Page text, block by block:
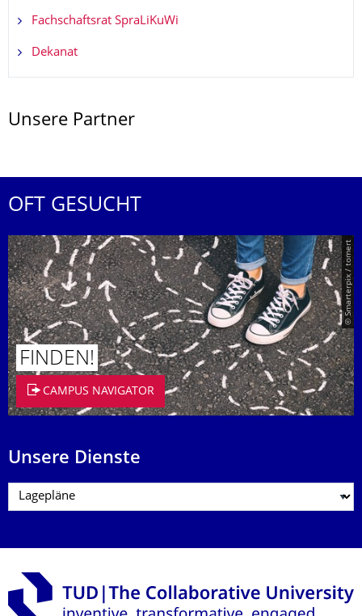
Fachschaftsrat SpraLiKuWi
Dekanat
Unsere Partner
OFT GESUCHT
© Smarterpix / tomert
FINDEN!
CAMPUS NAVIGATOR
Unsere Dienste